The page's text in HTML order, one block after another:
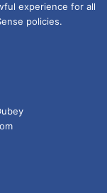
experience for all
policies.